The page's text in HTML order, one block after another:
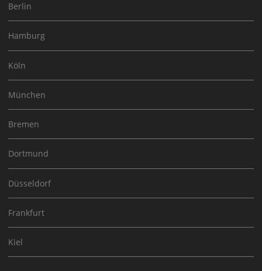
Berlin
Hamburg
Köln
München
Bremen
Dortmund
Düsseldorf
Frankfurt
Kiel